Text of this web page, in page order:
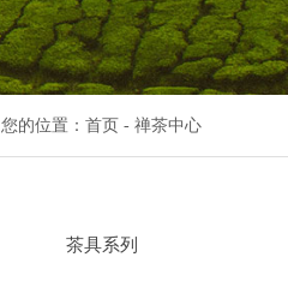
您的位置：首页 - 禅茶中心
茶具系列